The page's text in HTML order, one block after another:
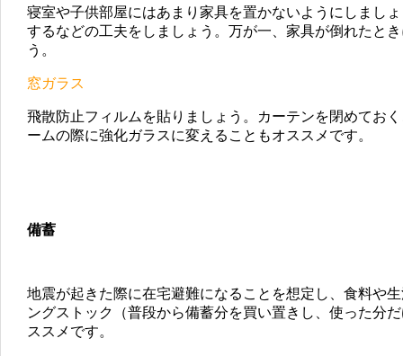
寝室や子供部屋にはあまり家具を置かないようにしまし
するなどの工夫をしましょう。万が一、家具が倒れたと
う。
窓ガラス
飛散防止フィルムを貼りましょう。カーテンを閉めてお
ームの際に強化ガラスに変えることもオススメです。
備蓄
地震が起きた際に在宅避難になることを想定し、食料や
ングストック（普段から備蓄分を買い置きし、使った分
ススメです。